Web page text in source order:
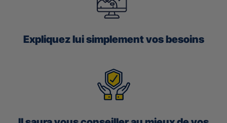
Expliquez lui simplement vos besoins